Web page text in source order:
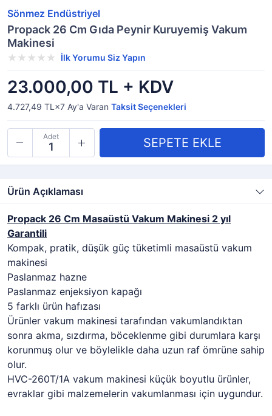
Sönmez Endüstriyel
Propack 26 Cm Gıda Peynir Kuruyemiş Vakum
Makinesi
İlk Yorumu Siz Yapın
23.000,00 TL + KDV
4.727,49 TL×7 Ay'a Varan Taksit Seçenekleri
Adet
Ürün Açıklaması
Propack 26 Cm Masaüstü Vakum Makinesi 2 yıl
Garantili
Kompak, pratik, düşük güç tüketimli masaüstü vakum
makinesi
Paslanmaz hazne
Paslanmaz enjeksiyon kapağı
5 farklı ürün hafızası
Ürünler vakum makinesi tarafından vakumlandıktan
sonra akma, sızdırma, böceklenme gibi durumlara karşı
korunmuş olur ve böylelikle daha uzun raf ömrüne sahip
olur.
HVC-260T/1A vakum makinesi küçük boyutlu ürünler,
evraklar gibi malzemelerin vakumlanması için uygundur.